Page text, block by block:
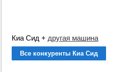
Киа Сид + другая машина
Все конкуренты Киа Сид